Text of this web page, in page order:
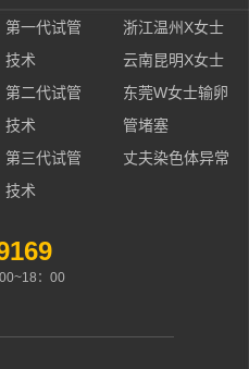
第一代试管
技术
第二代试管
技术
第三代试管
技术
浙江温州X女士
云南昆明X女士
东莞W女士输卵
管堵塞
丈夫染色体异常
：00